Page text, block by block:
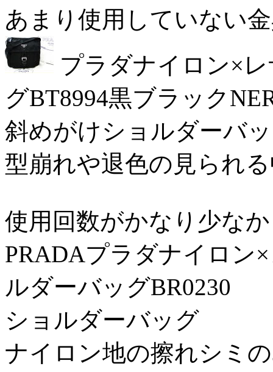
あまり使用していない
プラダナイロン×
グBT8994黒ブラック
斜めがけショルダー
型崩れや退色の見られ
使用回数がかなり少な
PRADAプラダナイロン
ルダーバッグBR0230
ショルダーバッグ
ナイロン地の擦れシミ